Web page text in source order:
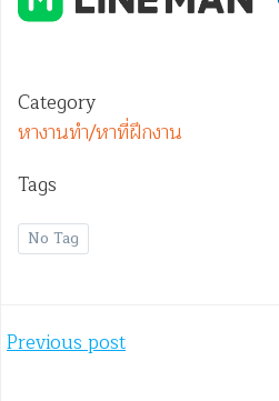
Category
หางานทำ/หาที่ฝึกงาน
Tags
No Tag
Post
Previous post